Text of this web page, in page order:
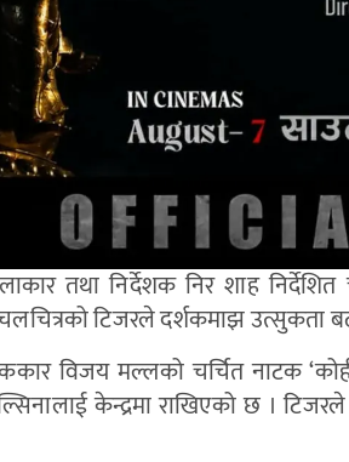
तथा निर्देशक निर शाह
टिजरले दर्शकमाझ उत्सुकता
विजय मल्लको चर्चित नाटक
केन्द्रमा राखिएको छ ।